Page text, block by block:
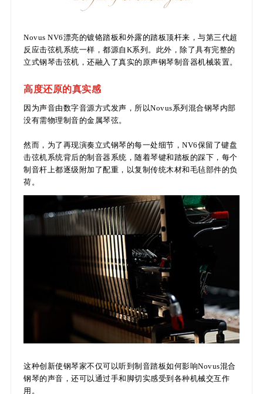
Novus NV6漂亮的镀铬踏板和外露的踏板顶杆来，与第三代超
反应击弦机系统一样，都源自K系列。此外，除了具有完整的
立式钢琴击弦机，还融入了真实的原声钢琴制音器机械装置。
高度还原的真实感
因为声音由数字音源方式发声，所以Novus系列混合钢琴内部
没有需物理制音的金属琴弦。
然而，为了再现演奏立式钢琴的每一处细节，NV6保留了键盘
击弦机系统背后的制音器系统，随着琴键和踏板的踩下，每个
制音杆上都逐级附加了配重，以复制传统木材和毛毡部件的负
荷。
这种创新使钢琴家不仅可以听到制音踏板如何影响Novus混合
钢琴的声音，还可以通过手和脚切实感受到各种机械交互作
用。